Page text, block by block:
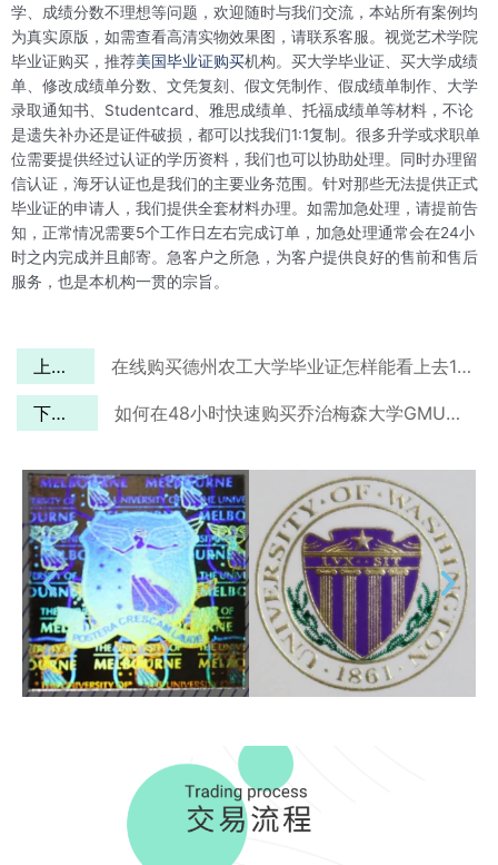
学、成绩分数不理想等问题，欢迎随时与我们交流，本站所有案例均
为真实原版，如需查看高清实物效果图，请联系客服。视觉艺术学院
毕业证购买，推荐美国毕业证购买机构。买大学毕业证、买大学成绩
单、修改成绩单分数、文凭复刻、假文凭制作、假成绩单制作、大学
录取通知书、Studentcard、雅思成绩单、托福成绩单等材料，不论
是遗失补办还是证件破损，都可以找我们1:1复制。很多升学或求职单
位需要提供经过认证的学历资料，我们也可以协助处理。同时办理留
信认证，海牙认证也是我们的主要业务范围。针对那些无法提供正式
毕业证的申请人，我们提供全套材料办理。如需加急处理，请提前告
知，正常情况需要5个工作日左右完成订单，加急处理通常会在24小
时之内完成并且邮寄。急客户之所急，为客户提供良好的售前和售后
服务，也是本机构一贯的宗旨。
上一篇 在线购买德州农工大学毕业证怎样能看上去100%真实？
下一篇 如何在48小时快速购买乔治梅森大学GMU毕业证？